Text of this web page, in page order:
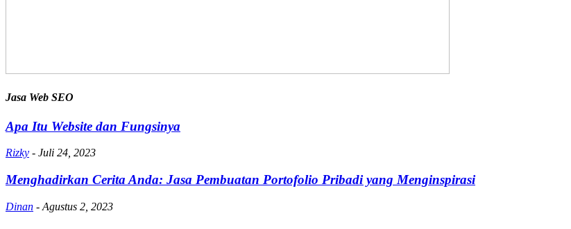
Jasa Web SEO
Apa Itu Website dan Fungsinya
Rizky - Juli 24, 2023
Menghadirkan Cerita Anda: Jasa Pembuatan Portofolio Pribadi yang Menginspirasi
Dinan - Agustus 2, 2023